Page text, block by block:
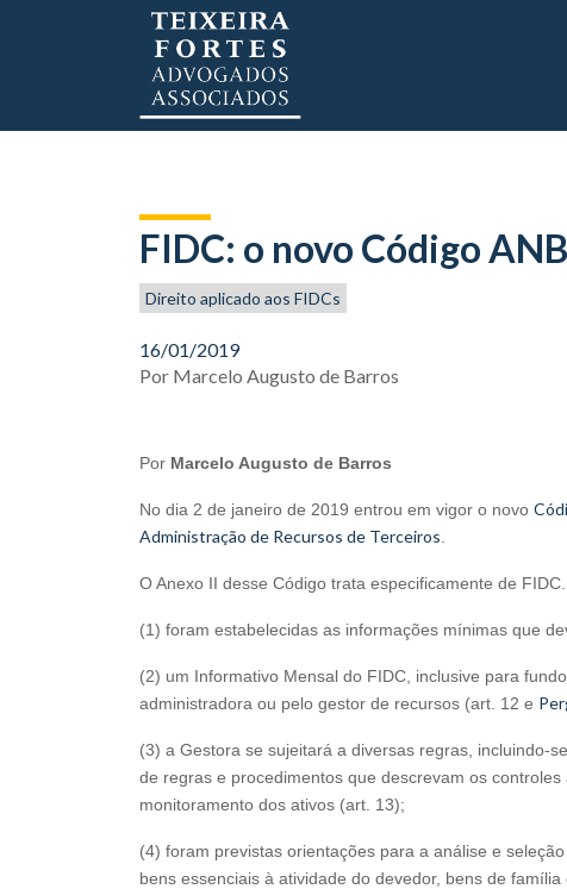
FIDC: o novo Código
Direito aplicado aos FIDCs
16/01/2019
Por Marcelo Augusto de Barros
Por Marcelo Augusto de Barros
No dia 2 de janeiro de 2019 entrou em vigor o novo
Administração de Recursos de Terceiros
O Anexo II desse Código trata especificamente de
(1) foram estabelecidas as informações mínimas que
(2) um Informativo Mensal do FIDC, inclusive para
administradora ou pelo gestor de recursos (art. 12 e
(3) a Gestora se sujeitará a diversas regras, incluindo-
de regras e procedimentos que descrevam os
monitoramento dos ativos (art. 13);
(4) foram previstas orientações para a análise e
bens essenciais à atividade do devedor, bens de